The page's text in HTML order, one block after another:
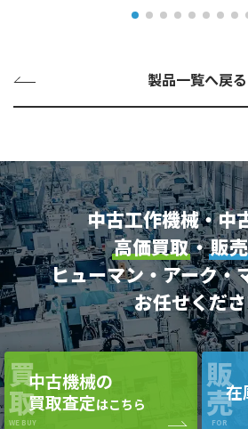
製品一覧へ戻る
中古工作機械・中
高価買取・販売
ヒューマン・アーク・
お任せくだ
買
取
WE BUY
中古機械の
買取査定はこちら
販
売
FOR
在